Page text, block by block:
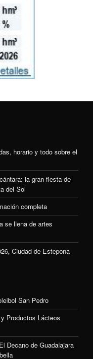
horario y todo sobre el
la gran fiesta de
del Sol
completa
se llena de artes
Ciudad de Estepona
San Pedro
Productos Lácteos
Decano de Guadalajara